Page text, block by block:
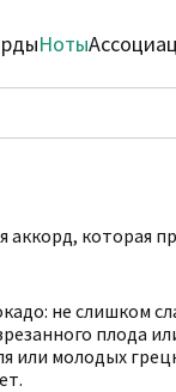
Ноты
которая
не слишком
плода
или молодых